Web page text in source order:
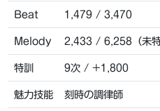
Beat 1,479 / 3,470
Melody 2,433 / 6,258（未特
特訓 9次 / +1,800
魅力技能 刻時の調律師